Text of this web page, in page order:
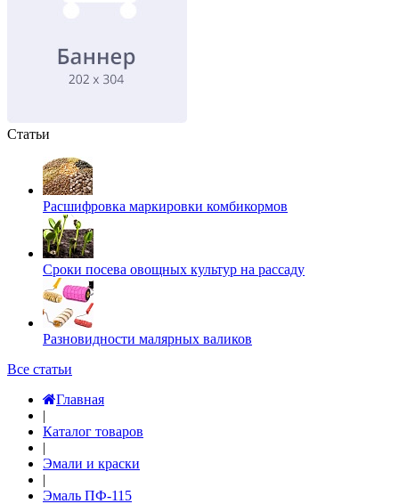
Статьи
Расшифровка маркировки комбикормов
Сроки посева овощных культур на рассаду
Разновидности малярных валиков
Все статьи
Главная
|
Каталог товаров
|
Эмали и краски
|
Эмаль ПФ-115